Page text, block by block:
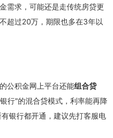
需求，可能还是走传统房贷更
超过20万，期限也多在3年以
公积金网上平台还能组合贷
行"的混合贷模式，利率能再降
银行都开通，建议先打客服电